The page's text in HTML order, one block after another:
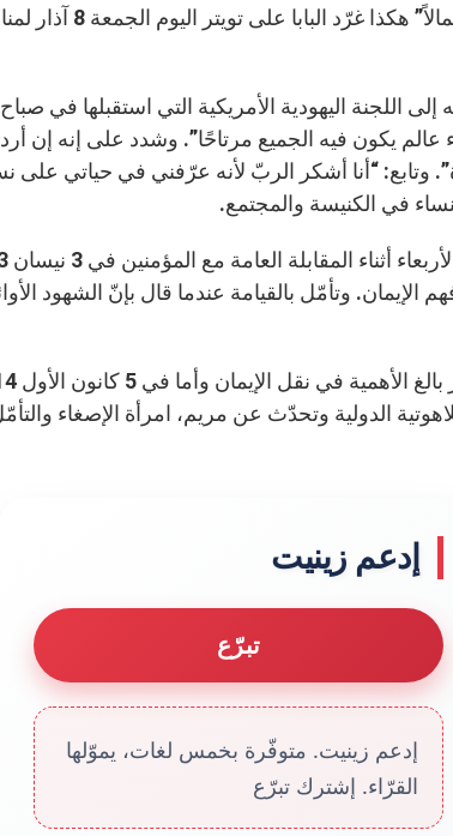
“المرأة هي التي تضفي
اللجنة اليهودية الأمريكية التي استقبلها في
عالم يكون فيه الجميع مرتاحًا”. وشدد على إنه إن
وتابع: “أنا أشكر الربّ لأنه عرّفني في حياتي
في الكنيسة والمجتمع.
الإيمان. وتأمّل بالقيامة عندما قال بإنّ الشهود
الدولية وتحدّث عن مريم، امرأة الإصغاء
إدعم زينيت
تبرّع
إدعم زينيت. متوفّرة بخمس لغات، يموّلها
القرّاء. إشترك تبرّع